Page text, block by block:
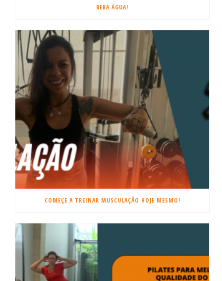
BEBA ÁGUA!
COMEÇE A TREINAR MUSCULAÇÃO HOJE MESMO!